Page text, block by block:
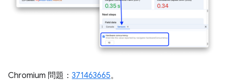
Chromium 問題： 371463665。